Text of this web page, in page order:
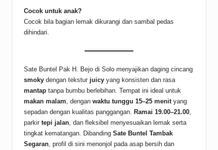
Cocok untuk anak?
Cocok bila bagian lemak dikurangi dan sambal pedas
dihindari.
Sate Buntel Pak H. Bejo di Solo menyajikan daging cincang
smoky dengan tekstur juicy yang konsisten dan rasa
mantap tanpa bumbu berlebihan. Tempat ini ideal untuk
makan malam , dengan waktu tunggu 15–25 menit yang
sepadan dengan kualitas panggangan. Ramai 19.00–21.00
parkir tepi jalan , dan fleksibel menyesuaikan lemak serta
tingkat kematangan. Dibanding Sate Buntel Tambak
Segaran , profil di sini menonjol pada asap bersih dan